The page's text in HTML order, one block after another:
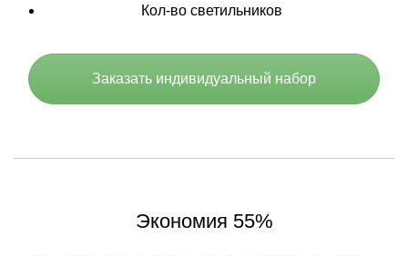
Кол-во светильников
Заказать индивидуальный набор
Экономия 55%